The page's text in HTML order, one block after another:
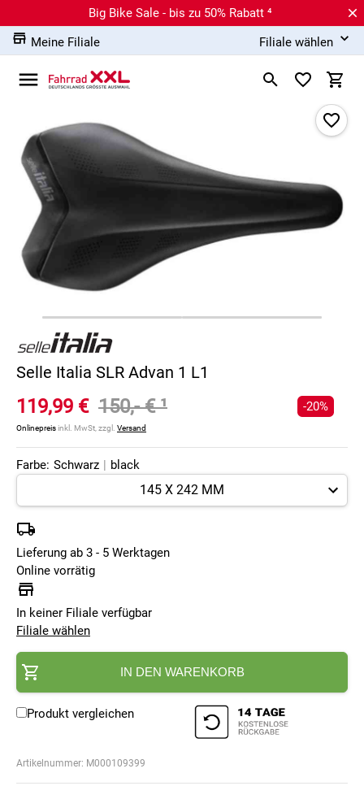
Big Bike Sale - bis zu 50% Rabatt ⁴
Meine Filiale
Filiale wählen
Selle Italia SLR Advan 1 L1
119,99 € 150,- €¹
Onlinepreisinkl. MwSt, zzgl. Versand
-20%
Farbe: Schwarz | black
Lieferung ab 3 - 5 Werktagen
Online vorrätig
In keiner Filiale verfügbar
Filiale wählen
IN DEN WARENKORB
Produkt vergleichen
Artikelnummer: M000109399